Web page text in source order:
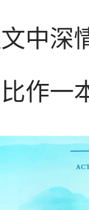
中深
作一